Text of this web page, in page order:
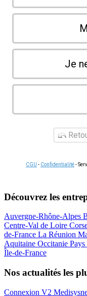
Je
CGU - Confidentialité-
Découvrez les
Auvergne-Rhône-Alpes
Centre-Val de Loire
de-France La Réunion
Aquitaine Occitanie
Île-de-France
Nos actualités les
Connexion V2